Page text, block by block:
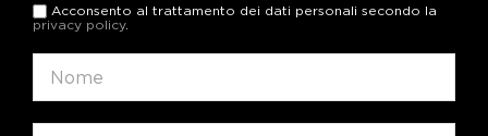
Acconsento al trattamento dei dati personali secondo la
privacy policy.